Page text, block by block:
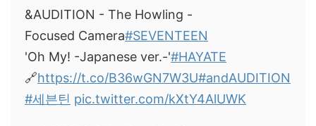
&AUDITION - The Howling -
Focused Camera#SEVENTEEN
'Oh My! -Japanese ver.-'#HAYATE
🔗https://t.co/B36wGN7W3U#andAUDITION
#세븐틴 pic.twitter.com/kXtY4AlUWK